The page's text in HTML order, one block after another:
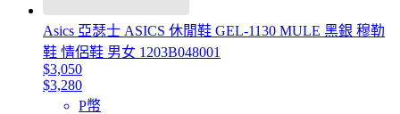
Asics 亞瑟士 ASICS 休閒鞋 GEL-1130 MULE 黑銀 穆勒
鞋 情侶鞋 男女 1203B048001
$3,050
$3,280
P幣